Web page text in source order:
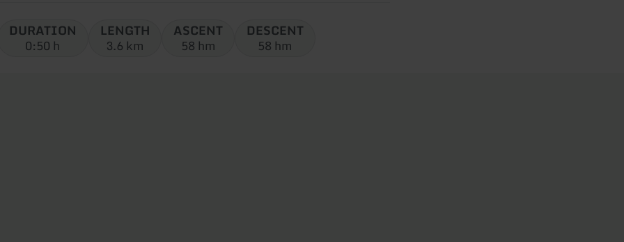
DURATION
0:50 h
LENGTH
3.6 km
ASCENT
58 hm
DESCENT
58 hm